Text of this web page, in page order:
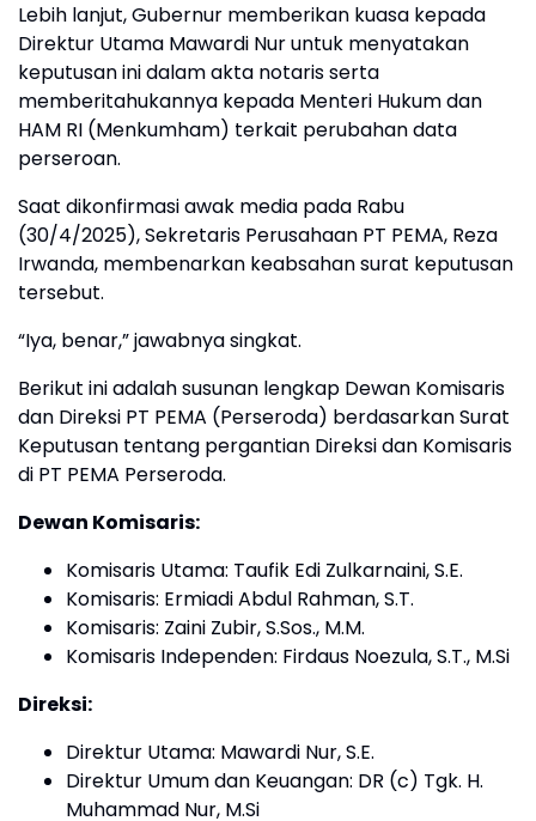
Lebih lanjut, Gubernur memberikan kuasa kepada
Direktur Utama Mawardi Nur untuk menyatakan
keputusan ini dalam akta notaris serta
memberitahukannya kepada Menteri Hukum dan
HAM RI (Menkumham) terkait perubahan data
perseroan.
Saat dikonfirmasi awak media pada Rabu
(30/4/2025), Sekretaris Perusahaan PT PEMA, Reza
Irwanda, membenarkan keabsahan surat keputusan
tersebut.
“Iya, benar,” jawabnya singkat.
Berikut ini adalah susunan lengkap Dewan Komisaris
dan Direksi PT PEMA (Perseroda) berdasarkan Surat
Keputusan tentang pergantian Direksi dan Komisaris
di PT PEMA Perseroda.
Dewan Komisaris:
Komisaris Utama: Taufik Edi Zulkarnaini, S.E.
Komisaris: Ermiadi Abdul Rahman, S.T.
Komisaris: Zaini Zubir, S.Sos., M.M.
Komisaris Independen: Firdaus Noezula, S.T., M.Si
Direksi:
Direktur Utama: Mawardi Nur, S.E.
Direktur Umum dan Keuangan: DR (c) Tgk. H.
Muhammad Nur, M.Si